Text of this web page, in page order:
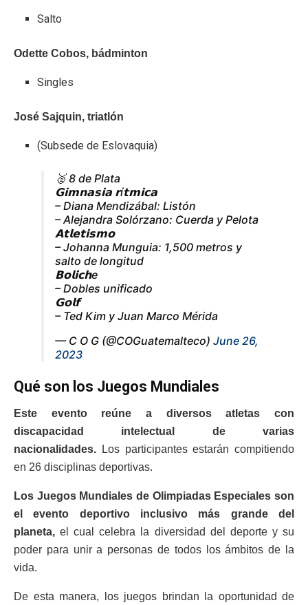
Salto
Odette Cobos, bádminton
Singles
José Sajquin, triatlón
(Subsede de Eslovaquia)
🥈 8 de Plata
𝗚𝗶𝗺𝗻𝗮𝘀𝗶𝗮 𝗿í𝘁𝗺𝗶𝗰𝗮
– Diana Mendizábal: Listón
– Alejandra Solórzano: Cuerda y Pelota
𝗔𝘁𝗹𝗲𝘁𝗶𝘀𝗺𝗼
– Johanna Munguia: 1,500 metros y
salto de longitud
𝗕𝗼𝗹𝗶𝗰𝗵e
– Dobles unificado
𝗚𝗼𝗹𝗳
– Ted Kim y Juan Marco Mérida
— C O G (@COGuatemalteco) June 26,
2023
Qué son los Juegos Mundiales
Este evento reúne a diversos atletas con
discapacidad intelectual de varias
nacionalidades. Los participantes estarán compitiendo
en 26 disciplinas deportivas.
Los Juegos Mundiales de Olimpiadas Especiales son
el evento deportivo inclusivo más grande del
planeta, el cual celebra la diversidad del deporte y su
poder para unir a personas de todos los ámbitos de la
vida.
De esta manera, los juegos brindan la oportunidad de